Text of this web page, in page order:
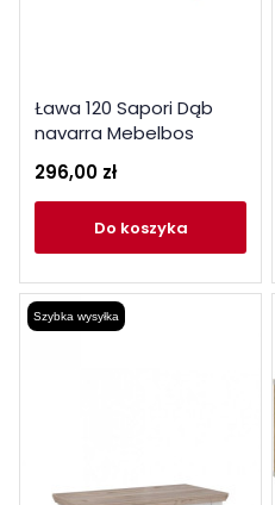
Ława 120 Sapori Dąb
navarra Mebelbos
296,00 zł
do koszyka
Szybka wysyłka